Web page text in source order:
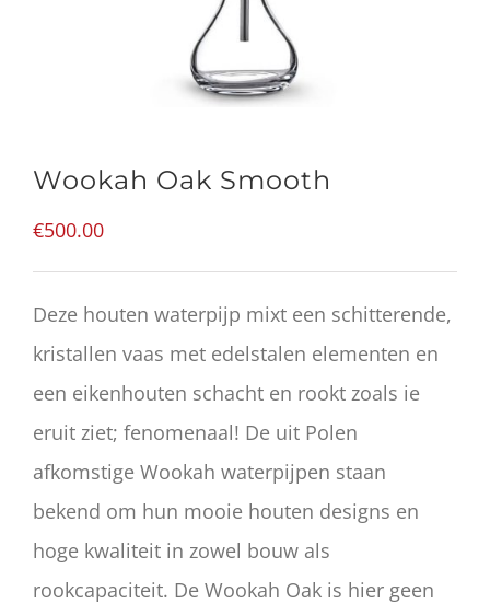
Wookah Oak Smooth
€500.00
Deze houten waterpijp mixt een schitterende,
kristallen vaas met edelstalen elementen en
een eikenhouten schacht en rookt zoals ie
eruit ziet; fenomenaal! De uit Polen
afkomstige Wookah waterpijpen staan
bekend om hun mooie houten designs en
hoge kwaliteit in zowel bouw als
rookcapaciteit. De Wookah Oak is hier geen